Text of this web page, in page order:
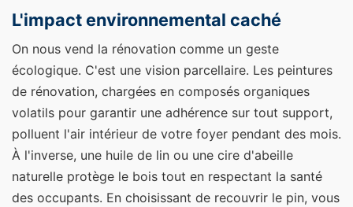
L'impact environnemental caché
On nous vend la rénovation comme un geste
écologique. C'est une vision parcellaire. Les peintures
de rénovation, chargées en composés organiques
volatils pour garantir une adhérence sur tout support,
polluent l'air intérieur de votre foyer pendant des mois.
À l'inverse, une huile de lin ou une cire d'abeille
naturelle protège le bois tout en respectant la santé
des occupants. En choisissant de recouvrir le pin, vous